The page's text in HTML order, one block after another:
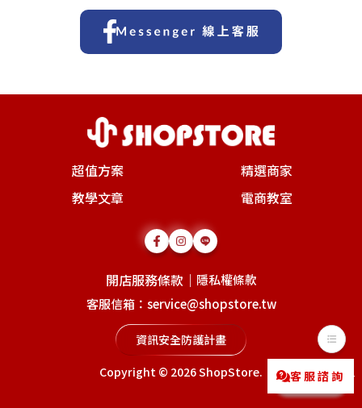
超值方案
精選商家
教學文章
電商教室
開店服務條款 ｜ 隱私權條款
客服信箱：service@shopstore.tw
資訊安全防護計畫
Copyright © 2026ShopStore. 客服諮詢
Messenger
LINE@